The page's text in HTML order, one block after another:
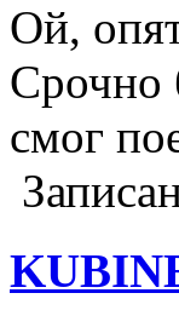
Ой,
Срочно
смог